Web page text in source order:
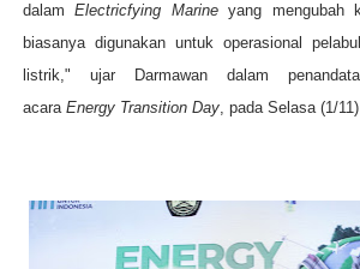
dalamElectricfying Marineyang mengubah
biasanya digunakan untuk operasional
listrik," ujar Darmawan dalam
acara Energy Transition Day, pada Selasa (1/